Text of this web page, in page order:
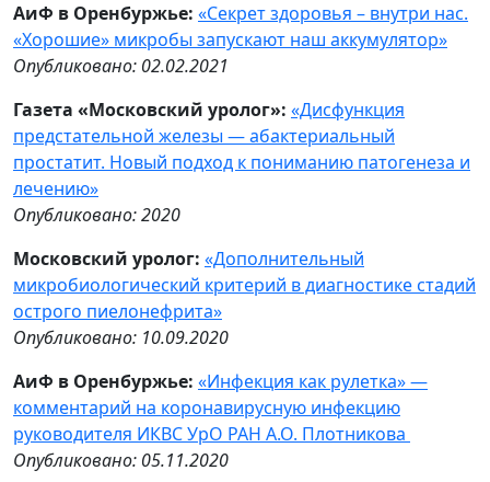
АиФ в Оренбуржье: «Секрет здоровья – внутри нас.
«Хорошие» микробы запускают наш аккумулятор»
Опубликовано: 02.02.2021
Газета «Московский уролог»: «Дисфункция
предстательной железы — абактериальный
простатит. Новый подход к пониманию патогенеза и
лечению»
Опубликовано: 2020
Московский уролог: «Дополнительный
микробиологический критерий в диагностике стадий
острого пиелонефрита»
Опубликовано: 10.09.2020
АиФ в Оренбуржье: «Инфекция как рулетка» —
комментарий на коронавирусную инфекцию
руководителя ИКВС УрО РАН А.О. Плотникова
Опубликовано: 05.11.2020